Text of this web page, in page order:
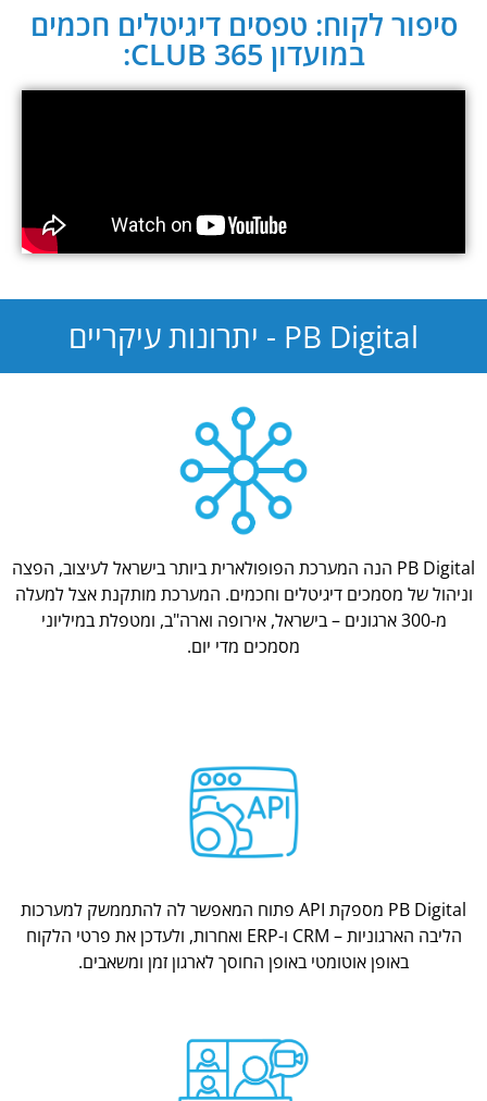
סיפור לקוח: טפסים דיגיטלים חכמים
במועדון CLUB 365:
PB Digital - יתרונות עיקריים
PB Digital הנה המערכת הפופולארית ביותר בישראל לעיצוב, הפצה
וניהול של מסמכים דיגיטלים וחכמים. המערכת מותקנת אצל למעלה
מ-300 ארגונים – בישראל, אירופה וארה"ב, ומטפלת במיליוני
מסמכים מדי יום.
PB Digital מספקת API פתוח המאפשר לה להתממשק למערכות
הליבה הארגוניות – CRM ו-ERP ואחרות, ולעדכן את פרטי הלקוח
באופן אוטומטי באופן החוסך לארגון זמן ומשאבים.